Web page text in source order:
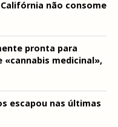
não consome
pronta para
medicinal»,
escapou nas últimas